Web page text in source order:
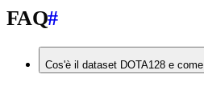
FAQ#
Cos'è il dataset DOTA128 e